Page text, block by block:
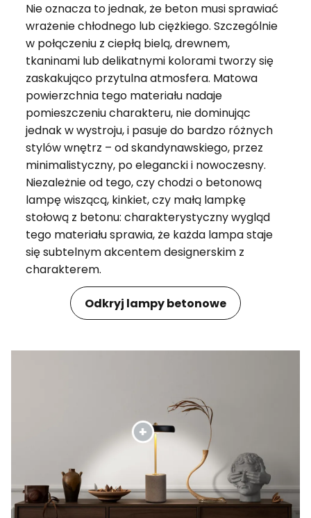
Nie oznacza to jednak, że beton musi sprawiać
wrażenie chłodnego lub ciężkiego. Szczególnie
w połączeniu z ciepłą bielą, drewnem,
tkaninami lub delikatnymi kolorami tworzy się
zaskakująco przytulna atmosfera. Matowa
powierzchnia tego materiału nadaje
pomieszczeniu charakteru, nie dominując
jednak w wystroju, i pasuje do bardzo różnych
stylów wnętrz – od skandynawskiego, przez
minimalistyczny, po elegancki i nowoczesny.
Niezależnie od tego, czy chodzi o betonową
lampę wiszącą, kinkiet, czy małą lampkę
stołową z betonu: charakterystyczny wygląd
tego materiału sprawia, że każda lampa staje
się subtelnym akcentem designerskim z
charakterem.
Odkryj lampy betonowe